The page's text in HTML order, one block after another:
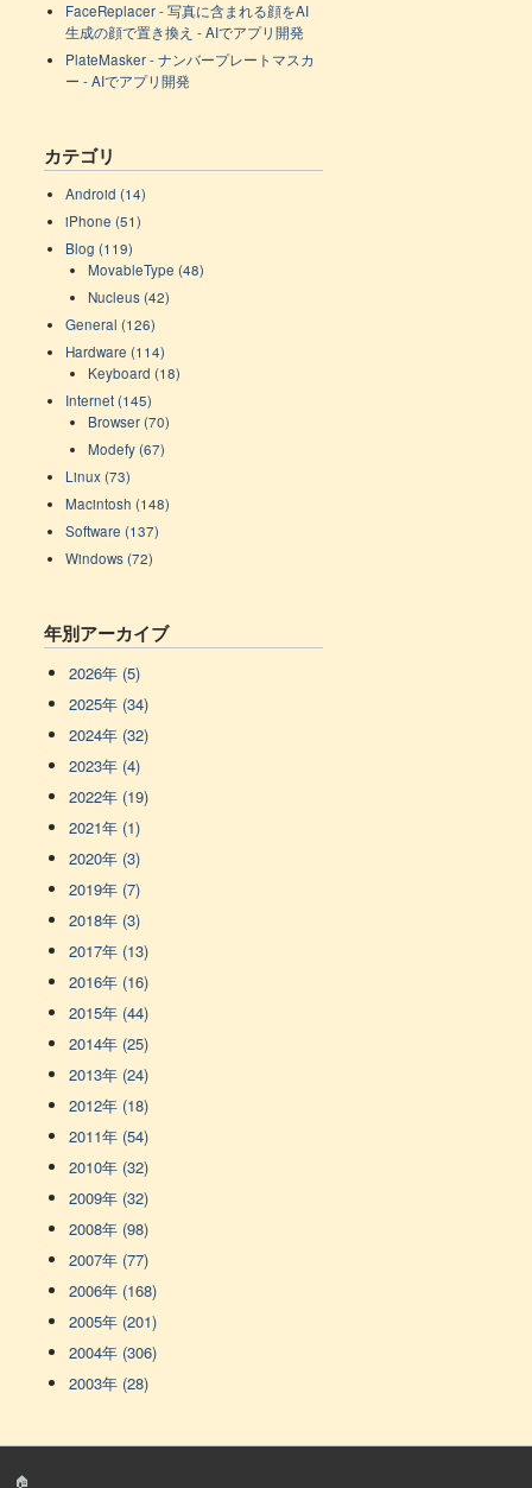
FaceReplacer - 写真に含まれる顔をAI
生成の顔で置き換え - AIでアプリ開発
PlateMasker - ナンバープレートマスカ
ー - AIでアプリ開発
カテゴリ
Android (14)
iPhone (51)
Blog (119)
MovableType (48)
Nucleus (42)
General (126)
Hardware (114)
Keyboard (18)
Internet (145)
Browser (70)
Modefy (67)
Linux (73)
Macintosh (148)
Software (137)
Windows (72)
年別アーカイブ
2026年 (5)
2025年 (34)
2024年 (32)
2023年 (4)
2022年 (19)
2021年 (1)
2020年 (3)
2019年 (7)
2018年 (3)
2017年 (13)
2016年 (16)
2015年 (44)
2014年 (25)
2013年 (24)
2012年 (18)
2011年 (54)
2010年 (32)
2009年 (32)
2008年 (98)
2007年 (77)
2006年 (168)
2005年 (201)
2004年 (306)
2003年 (28)
🏠